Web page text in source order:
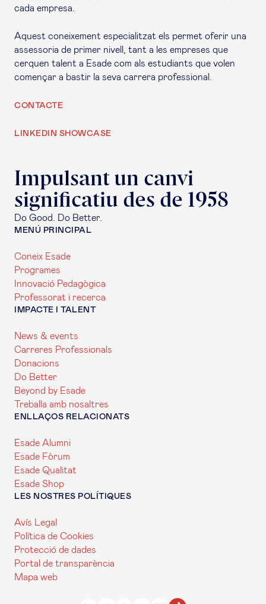
cada empresa.
Aquest coneixement especialitzat els permet oferir una
assessoria de primer nivell, tant a les empreses que
cerquen talent a Esade com als estudiants que volen
començar a bastir la seva carrera professional.
CONTACTE
LINKEDIN SHOWCASE
Impulsant un canvi
significatiu des de 1958
Do Good. Do Better.
MENÚ PRINCIPAL
Coneix Esade
Programes
Innovació Pedagògica
Professorat i recerca
IMPACTE I TALENT
News & events
Carreres Professionals
Donacions
Do Better
Beyond by Esade
Treballa amb nosaltres
ENLLAÇOS RELACIONATS
Esade Alumni
Esade Fòrum
Esade Qualitat
Esade Shop
LES NOSTRES POLÍTIQUES
Avís Legal
Política de Cookies
Protecció de dades
Portal de transparència
Mapa web